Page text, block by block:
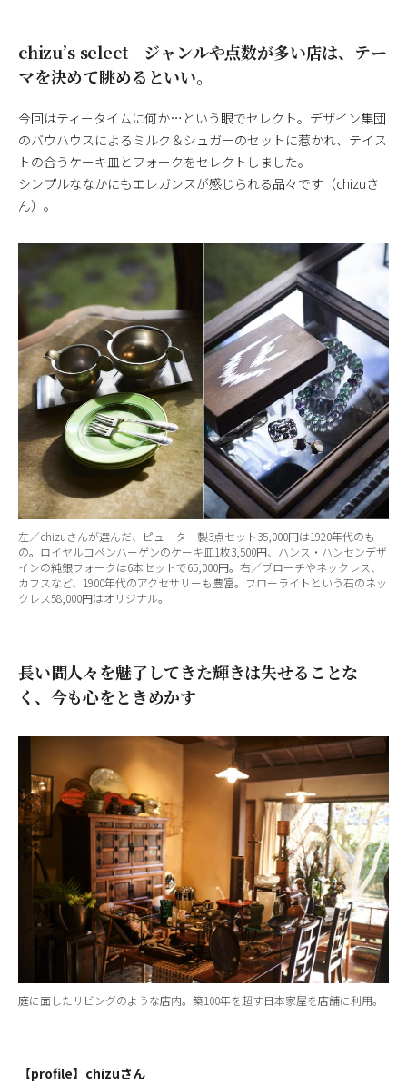
chizu’s select ジャンルや点数が多い店は、テー
マを決めて眺めるといい。
今回はティータイムに何か…という眼でセレクト。デザイン集団
のバウハウスによるミルク＆シュガーのセットに惹かれ、テイス
トの合うケーキ皿とフォークをセレクトしました。
シンプルななかにもエレガンスが感じられる品々です（chizuさ
ん）。
左／chizuさんが選んだ、ピューター製3点セット35,000円は1920年代のも
の。ロイヤルコペンハーゲンのケーキ皿1枚3,500円、ハンス・ハンセンデザ
インの純銀フォークは6本セットで65,000円。右／ブローチやネックレス、
カフスなど、1900年代のアクセサリーも豊富。フローライトという石のネッ
クレス58,000円はオリジナル。
長い間人々を魅了してきた輝きは失せることな
く、今も心をときめかす
庭に面したリビングのような店内。築100年を超す日本家屋を店舗に利用。
【profile】chizuさん